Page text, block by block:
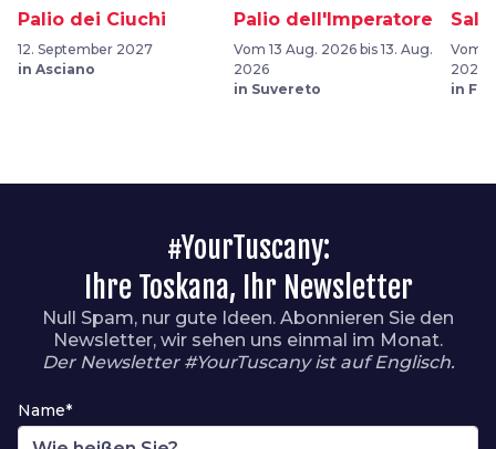
Palio dei Ciuchi
12. September 2027
in Asciano
Palio dell'Imperatore
Vom 13 Aug. 2026 bis 13. Aug.
2026
in Suvereto
Vom
2026
in
#YourTuscany:
Ihre Toskana, Ihr Newsletter
Null Spam, nur gute Ideen. Abonnieren Sie den
Newsletter, wir sehen uns einmal im Monat.
Der Newsletter #YourTuscany ist auf Englisch.
Name*